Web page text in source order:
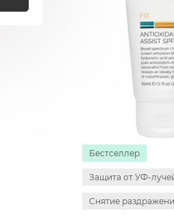
Бестселлер
Защита от УФ-
Снятие